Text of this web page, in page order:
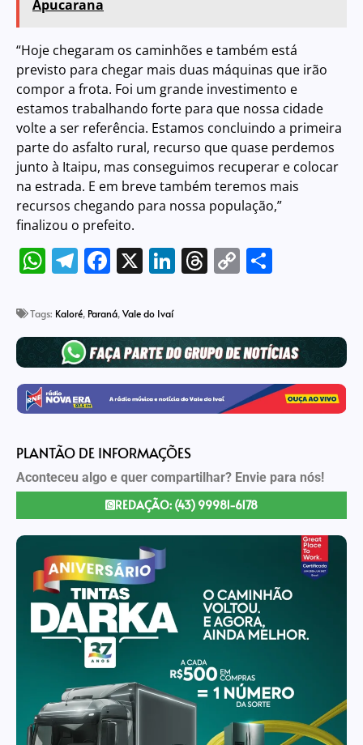
Apucarana
“Hoje chegaram os caminhões e também está
previsto para chegar mais duas máquinas que irão
compor a frota. Foi um grande investimento e
estamos trabalhando forte para que nossa cidade
volte a ser referência. Estamos concluindo a primeira
parte do asfalto rural, recurso que quase perdemos
junto à Itaipu, mas conseguimos recuperar e colocar
na estrada. E em breve também teremos mais
recursos chegando para nossa população,”
finalizou o prefeito.
WhatsApp
Telegram
Facebook
X LinkedIn
Threads
Copy
Tags: Kaloré, Paraná,Vale do Ivaí
PLANTÃO DE INFORMAÇÕES
Aconteceu algo e quer compartilhar? Envie para nós!
REDAÇÃO: (43) 99981-6178